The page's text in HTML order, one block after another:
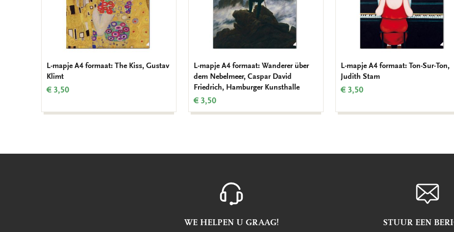
L-mapje A4 formaat: The Kiss, Gustav
Klimt
€ 3,50
L-mapje A4 formaat: Wanderer über
dem Nebelmeer, Caspar David
Friedrich, Hamburger Kunsthalle
€ 3,50
L-mapje A4 formaat: Ton-Sur-Ton,
Judith Stam
€ 3,50
WE HELPEN U GRAAG! STUUR EEN